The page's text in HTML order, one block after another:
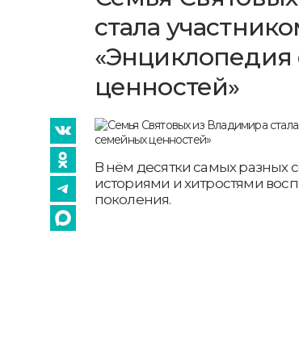
стала
ценностей»
В нём десятки самых разных
историями и хитростями
поколения.